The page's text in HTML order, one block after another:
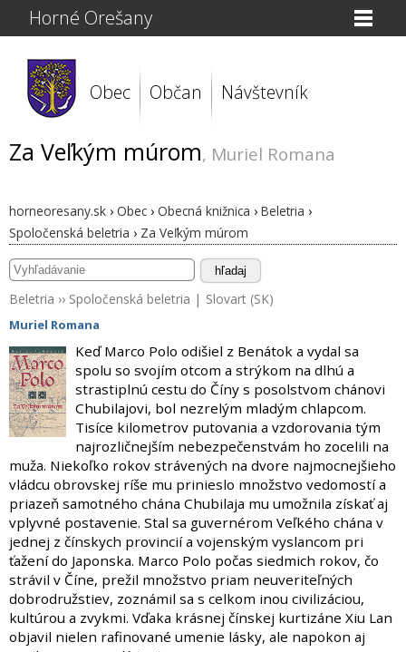
Horné Orešany
Obec Občan Návštevník
Za Veľkým múrom, Muriel Romana
horneoresany.sk › Obec › Obecná knižnica › Beletria ›
Spoločenská beletria › Za Veľkým múrom
hľadaj
Beletria ›› Spoločenská beletria | Slovart (SK)
Muriel Romana
Keď Marco Polo odišiel z Benátok a vydal sa
spolu so svojím otcom a strýkom na dlhú a
strastiplnú cestu do Číny s posolstvom chánovi
Chubilajovi, bol nezrelým mladým chlapcom.
Tisíce kilometrov putovania a vzdorovania tým
najrozličnejším nebezpečenstvám ho zocelili na
muža. Niekoľko rokov strávených na dvore najmocnejšieho
vládcu obrovskej ríše mu prinieslo množstvo vedomostí a
priazeň samotného chána Chubilaja mu umožnila získať aj
vplyvné postavenie. Stal sa guvernérom Veľkého chána v
jednej z čínskych provincií a vojenským vyslancom pri
ťažení do Japonska. Marco Polo počas siedmich rokov, čo
strávil v Číne, prežil množstvo priam neuveriteľných
dobrodružstiev, zoznámil sa s celkom inou civilizáciou,
kultúrou a zvykmi. Vďaka krásnej čínskej kurtizáne Xiu Lan
objavil nielen rafinované umenie lásky, ale napokon aj